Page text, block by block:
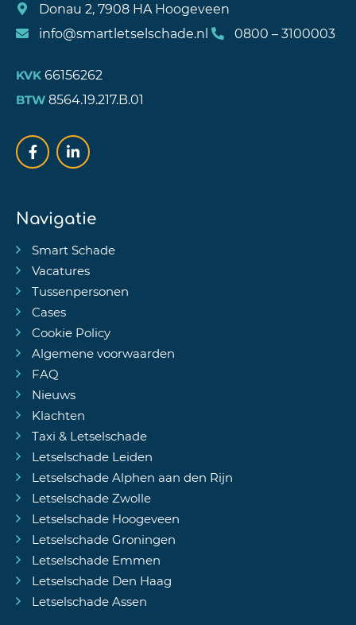
Donau 2, 7908 HA Hoogeveen
info@smartletselschade.nl
0800 – 3100003
KVK 66156262
BTW 8564.19.217.B.01
Navigatie
Smart Schade
Vacatures
Tussenpersonen
Cases
Cookie Policy
Algemene voorwaarden
FAQ
Nieuws
Klachten
Taxi & Letselschade
Letselschade Leiden
Letselschade Alphen aan den Rijn
Letselschade Zwolle
Letselschade Hoogeveen
Letselschade Groningen
Letselschade Emmen
Letselschade Den Haag
Letselschade Assen